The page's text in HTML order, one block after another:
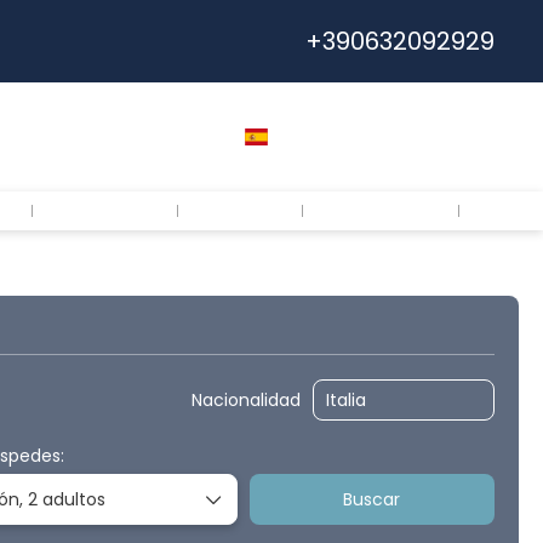
+390632092929
Nacionalidad
2 adultos Buscar